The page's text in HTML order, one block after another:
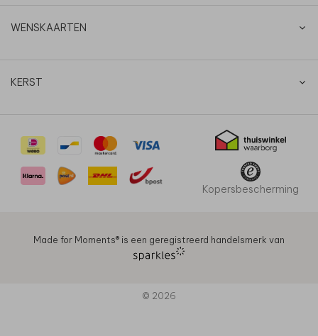
WENSKAARTEN
KERST
Kopersbescherming
Made for Moments®️ is een geregistreerd handelsmerk van
© 2026